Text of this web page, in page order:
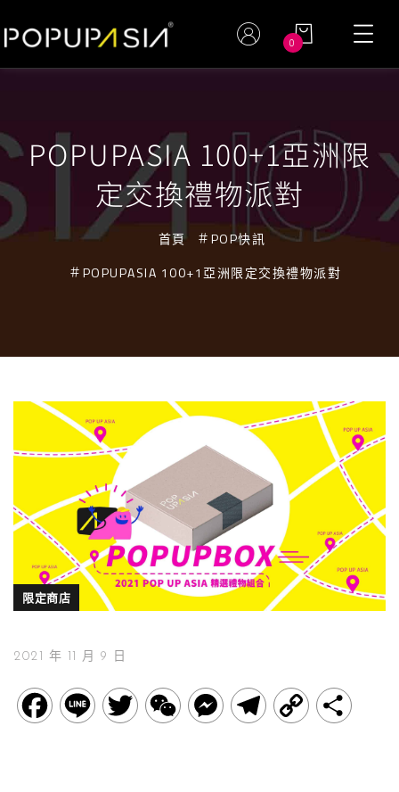
0
POPUPASIA 100+1亞洲限
定交換禮物派對
首頁
POP快訊
POPUPASIA 100+1亞洲限定交換禮物派對
限定商店
2021 年 11 月 9 日
F
L
T
W
M
T
C